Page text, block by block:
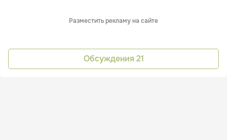
Разместить рекламу на сайте
Обсуждения 21